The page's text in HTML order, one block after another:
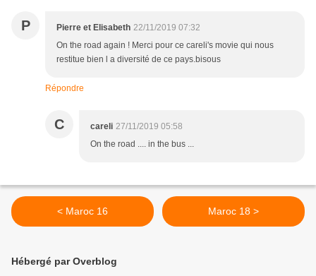
P Pierre et Elisabeth 22/11/2019 07:32
On the road again ! Merci pour ce careli's movie qui nous
restitue bien l a diversité de ce pays.bisous
Répondre
C careli 27/11/2019 05:58
On the road .... in the bus ...
< Maroc 16 Maroc 18 >
Hébergé par Overblog